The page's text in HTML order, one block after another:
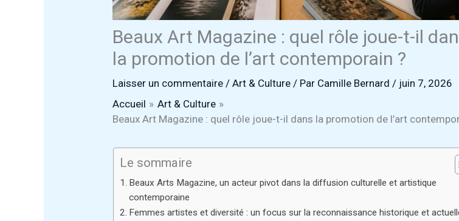
Beaux Art Magazine : quel rôle joue-t-il
la promotion de l’art contemporain ?
Laisser un commentaire /Art & Culture / Par Camille Bernard / juin 7, 2026
Accueil
Art & Culture
Beaux Art Magazine : quel rôle joue-t-il dans la promotion de l’art
Le sommaire
Beaux Arts Magazine, un acteur pivot dans la diffusion culturelle et artistique
contemporaine
Femmes artistes et diversité : un focus sur la reconnaissance historique et